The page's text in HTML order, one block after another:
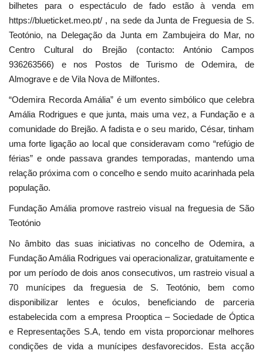
bilhetes para o espectáculo de fado estão à venda em
https://blueticket.meo.pt/ , na sede da Junta de Freguesia de S.
Teotónio, na Delegação da Junta em Zambujeira do Mar, no
Centro Cultural do Brejão (contacto: António Campos
936263566) e nos Postos de Turismo de Odemira, de
Almograve e de Vila Nova de Milfontes.
“Odemira Recorda Amália” é um evento simbólico que celebra
Amália Rodrigues e que junta, mais uma vez, a Fundação e a
comunidade do Brejão. A fadista e o seu marido, César, tinham
uma forte ligação ao local que consideravam como “refúgio de
férias” e onde passava grandes temporadas, mantendo uma
relação próxima com o concelho e sendo muito acarinhada pela
população.
Fundação Amália promove rastreio visual na freguesia de São
Teotónio
No âmbito das suas iniciativas no concelho de Odemira, a
Fundação Amália Rodrigues vai operacionalizar, gratuitamente e
por um período de dois anos consecutivos, um rastreio visual a
70 munícipes da freguesia de S. Teotónio, bem como
disponibilizar lentes e óculos, beneficiando de parceria
estabelecida com a empresa Prooptica – Sociedade de Óptica
e Representações S.A, tendo em vista proporcionar melhores
condições de vida a munícipes desfavorecidos. Esta acção